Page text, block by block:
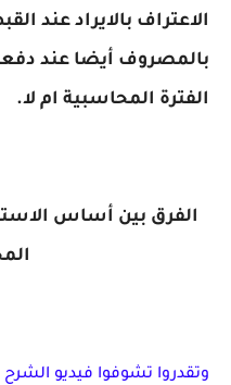
الاعتراف بالايراد عند
بالمصروف أيضا عند
الفترة المحاسبية ام لا.
الفرق بين أساس
وتقدروا تشوفوا فيديو